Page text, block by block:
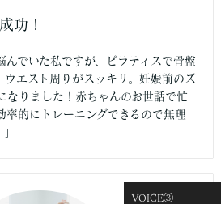
功！
んでいた私ですが、ピラティスで骨盤
ウエスト周りがスッキリ。妊娠前のズ
なりました！赤ちゃんのお世話で忙
率的にトレーニングできるので無理
VOICE③